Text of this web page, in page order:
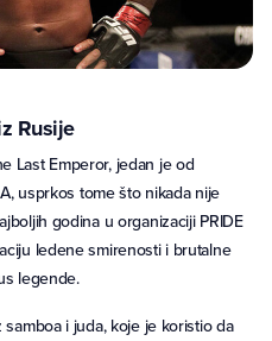
Rusije
Last Emperor, jedan je od
usprkos tome što nikada nije
godina u organizaciji PRIDE
ledene smirenosti i brutalne
legende.
i juda, koje je koristio da